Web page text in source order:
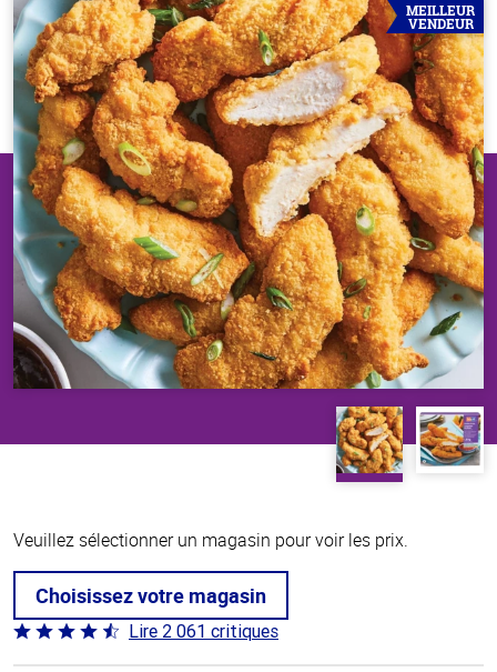
MEILLEUR
VENDEUR
Veuillez sélectionner un magasin pour voir les prix.
Choisissez votre magasin
Coté
4.7 sur
Lire 2 061 critiques